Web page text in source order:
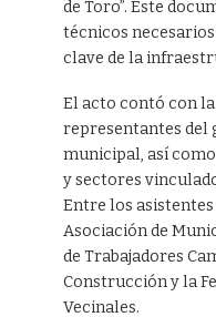
de Toro”. Este
técnicos
clave de la
El acto contó con
representantes del
municipal, así
y sectores
Entre los
Asociación de
de Trabajadores
Construcción y la
Vecinales.